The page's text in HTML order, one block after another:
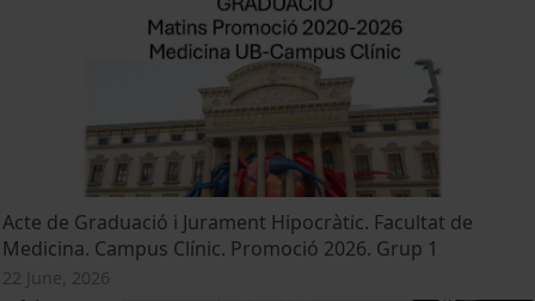
Acte de Graduació i Jurament Hipocràtic. Facultat de
Medicina. Campus Clínic. Promoció 2026. Grup 1
22 June, 2026